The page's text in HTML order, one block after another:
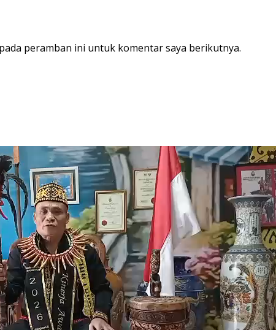
peramban ini untuk komentar saya berikutnya.